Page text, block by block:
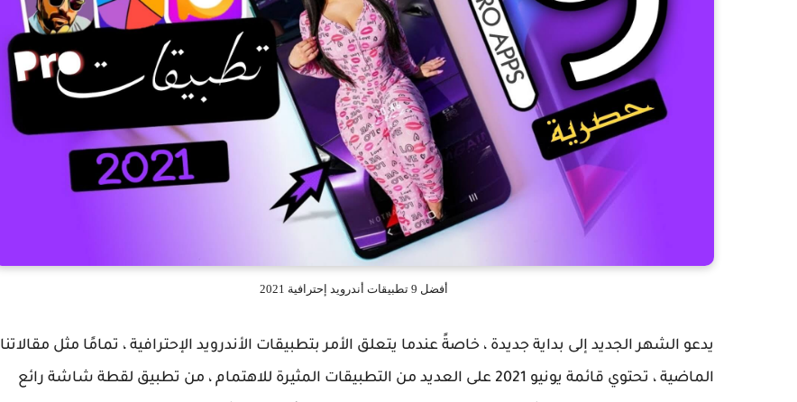
أفضل 9 تطبيقات أندرويد إحترافية 2021
يدعو الشهر الجديد إلى بداية جديدة ، خاصةً عندما يتعلق الأمر بتطبيقات الأندرويد الإحترافية ، تمامًا مثل مقالاتنا
الماضية ، تحتوي قائمة يونيو 2021 على العديد من التطبيقات المثيرة للاهتمام ، من تطبيق لقطة شاشة رائع